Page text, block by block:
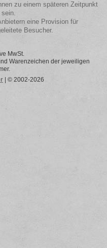
zu einem späteren Zeitpunkt
sein.
eine Provision für
Besucher.
MwSt.
Warenzeichen der jeweiligen
| © 2002-2026